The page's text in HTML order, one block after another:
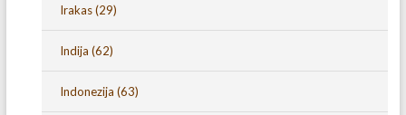
Irakas(29)
Indija (62)
Indonezija (63)